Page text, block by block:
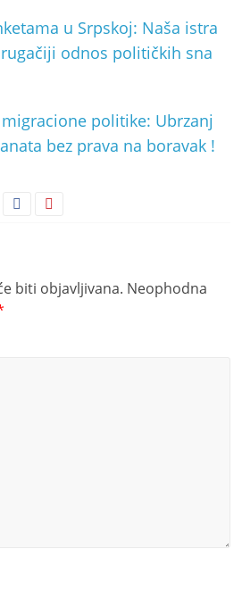
u Srpskoj: Naša istra
odnos političkih sna
politike: Ubrzanj
bez prava na boravak !
biti objavljivana. Neophodna